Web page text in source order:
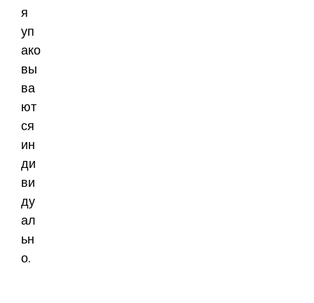
я
уп
ако
вы
ва
ют
ся
ин
ди
ви
ду
ал
ьн
о.